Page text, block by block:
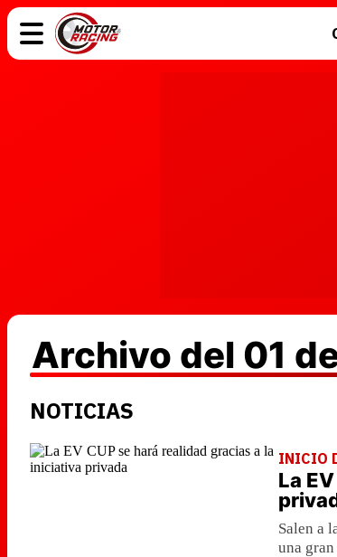
Archivo del 01
NOTICIAS
INICIO
La
Salen a
una